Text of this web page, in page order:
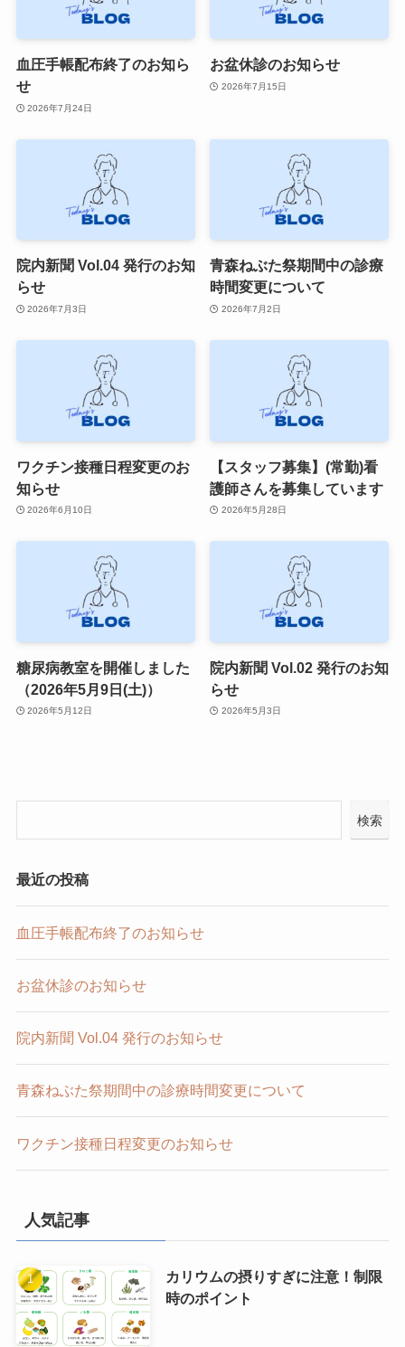
血圧手帳配布終了のお知ら
せ
2026年7月24日
お盆休診のお知らせ
2026年7月15日
院内新聞 Vol.04 発行のお知
らせ
2026年7月3日
青森ねぶた祭期間中の診療
時間変更について
2026年7月2日
ワクチン接種日程変更のお
知らせ
2026年6月10日
【スタッフ募集】(常勤)看
護師さんを募集しています
2026年5月28日
糖尿病教室を開催しました
（2026年5月9日(土)）
2026年5月12日
院内新聞 Vol.02 発行のお知
らせ
2026年5月3日
検索
最近の投稿
血圧手帳配布終了のお知らせ
お盆休診のお知らせ
院内新聞 Vol.04 発行のお知らせ
青森ねぶた祭期間中の診療時間変更について
ワクチン接種日程変更のお知らせ
人気記事
カリウムの摂りすぎに注意！制限
時のポイント